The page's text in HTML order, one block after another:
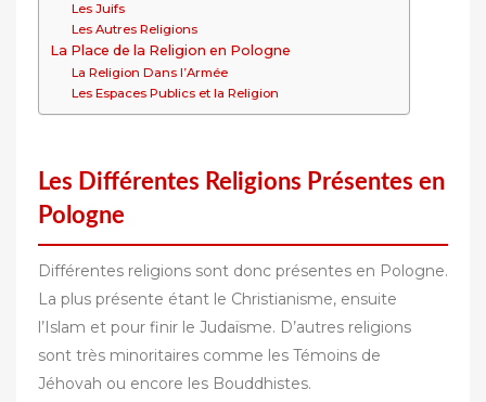
Les Juifs
Les Autres Religions
La Place de la Religion en Pologne
La Religion Dans l’Armée
Les Espaces Publics et la Religion
Les Différentes Religions Présentes en
Pologne
Différentes religions sont donc présentes en Pologne.
La plus présente étant le Christianisme, ensuite
l’Islam et pour finir le Judaïsme. D’autres religions
sont très minoritaires comme les Témoins de
Jéhovah ou encore les Bouddhistes.